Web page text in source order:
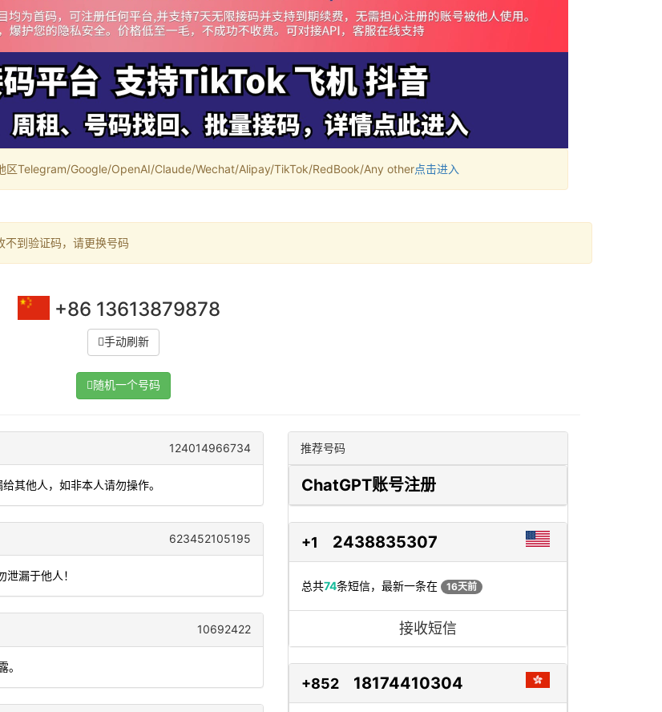
区Telegram/Google/OpenAI/Claude/Wechat/Alipay/TikTok/RedBook/Any other点击进入
不到验证码，请更换号码
+86 13613879878
手动刷新
随机一个号码
124014966734
其他人，如非本人请勿操作。
623452105195
漏于他人！
10692422
。
推荐号码
ChatGPT账号注册
+1 2438835307
总共74条短信，最新一条在 16天前
接收短信
+852 18174410304